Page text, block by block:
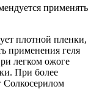
применять
плотной пленки,
применения геля
легком ожоге
При более
Солкосерилом